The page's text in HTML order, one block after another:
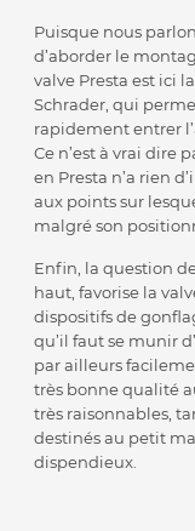
Puisque nous
d’aborder le
valve Presta est ici
Schrader, qui
rapidement entrer
Ce n’est à vrai dire
en Presta n’a rien
aux points sur
malgré son
Enfin, la question
haut, favorise la
dispositifs de
qu’il faut se munir
par ailleurs
très bonne qualité
très raisonnables,
destinés au petit
dispendieux.